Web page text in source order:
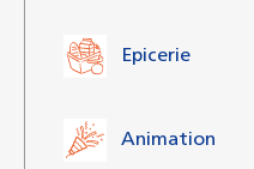
Epicerie
Animation